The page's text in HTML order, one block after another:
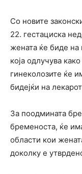
Со новите
22. гестациска
жената ќе биде
која одлучува
гинеколозите ќе
бидејќи на
За поодмината
бременоста, ќе
области кои
доколку е